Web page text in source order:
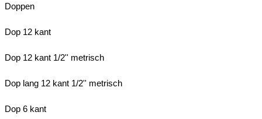
Doppen
Dop 12 kant
Dop 12 kant 1/2'' metrisch
Dop lang 12 kant 1/2'' metrisch
Dop 6 kant